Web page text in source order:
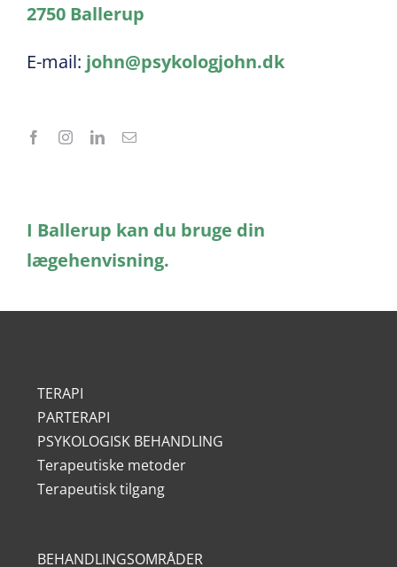
2750 Ballerup
E-mail: john@psykologjohn.dk
I Ballerup kan du bruge din
lægehenvisning.
TERAPI
PARTERAPI
PSYKOLOGISK BEHANDLING
Terapeutiske metoder
Terapeutisk tilgang
BEHANDLINGSOMRÅDER